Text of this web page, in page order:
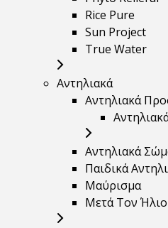
Rice Pure
Sun Project
True Water
Αντηλιακά
Αντηλιακά
Αντηλιακά
Παιδικά
Μαύρισμα
Mετά Τον Ήλιο